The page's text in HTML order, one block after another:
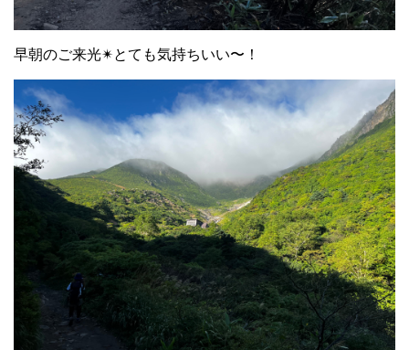
早朝のご来光✴︎とても気持ちいい〜！